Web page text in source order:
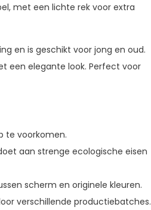
met een lichte rek voor extra
en is geschikt voor jong en oud.
een elegante look. Perfect voor
te voorkomen.
aan strenge ecologische eisen
scherm en originele kleuren.
verschillende productiebatches.